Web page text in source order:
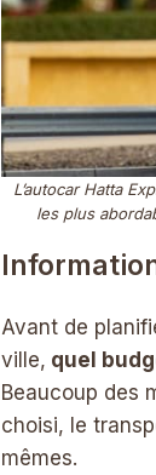
L’autocar Hatta
les plus
Avant de
ville, quel
Beaucoup des
choisi, le
mêmes.